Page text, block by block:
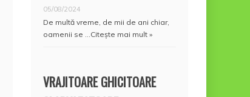
05/08/2024
De multă vreme, de mii de ani chiar,
oamenii se … Citește mai mult »
VRAJITOARE GHICITOARE